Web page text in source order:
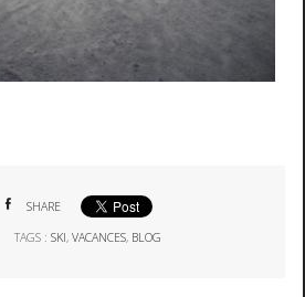
SHARE
TAGS :SKI,VACANCES, BLOG